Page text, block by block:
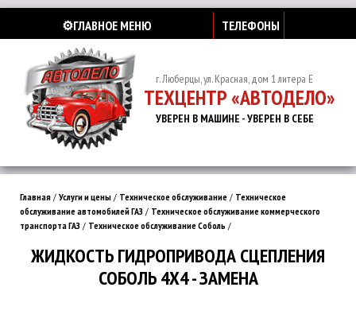
⚙️ГЛАВНОЕ МЕНЮ ТЕЛЕФОНЫ
г. Люберцы, ул. Красная, дом 1 литера Е
ТЕХЦЕНТР «АВТОДЕЛО»
УВЕРЕН В МАШИНЕ - УВЕРЕН В СЕБЕ
Главная / Услуги и цены / Техническое обслуживание / Техническое
обслуживание автомобилей ГАЗ / Техническое обслуживание коммерческого
транспорта ГАЗ / Техническое обслуживание Соболь /
ЖИДКОСТЬ ГИДРОПРИВОДА СЦЕПЛЕНИЯ
СОБОЛЬ 4Х4 - ЗАМЕНА